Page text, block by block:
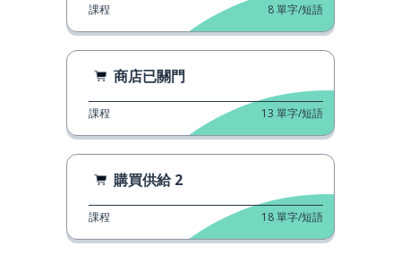
課程 8單字/短語
商店已關門
課程 13 單字/短語
購買供給 2
課程 18單字/短語